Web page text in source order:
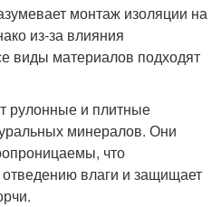
монтаж изоляции на
из-за влияния
виды материалов подходят
рулонные и плитные
минералов. Они
что
влаги и защищает